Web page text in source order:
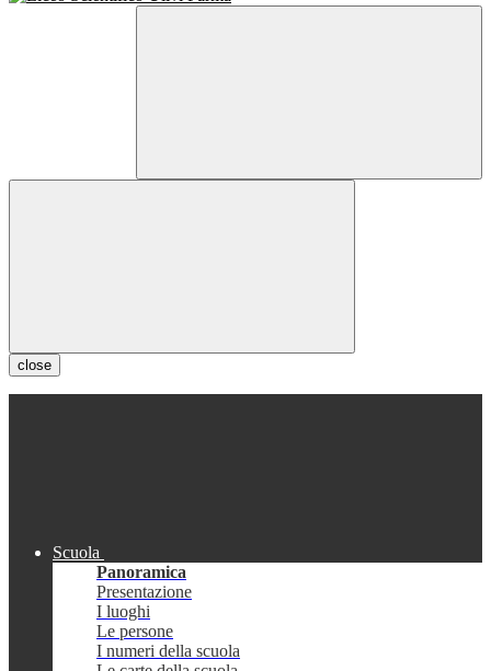
close
Scuola
Panoramica
Presentazione
I luoghi
Le persone
I numeri della scuola